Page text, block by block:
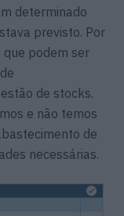
determinado
previsto. Por
podem ser
de stocks.
e não temos
de
necessárias.